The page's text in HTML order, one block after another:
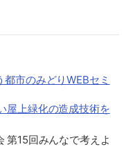
市のみどりWEBセミ
屋上緑化の造成技術を
第15回みんなで考えよ